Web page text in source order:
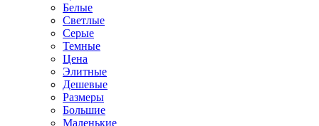
Белые
Светлые
Серые
Темные
Цена
Элитные
Дешевые
Размеры
Большие
Маленькие